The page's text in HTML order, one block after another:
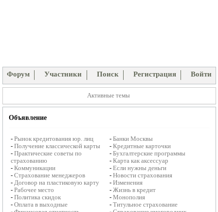
Форум Участники Поиск Регистрация Войти
Активные темы
Объявление
-Рынок кредитования юр. лиц
-Получение классической карты
-Практические советы по
страхованию
-Коммуникации
-Страхование менеджеров
- Договор на пластиковую карту
-Рабочее место
-Политика скидок
-Оплата в выходные
-Банки Москвы
-Кредитные карточки
-Бухгалтерские программы
-Карта как аксессуар
-Если нужны деньги
-Новости страхования
-Изменения
-Жизнь в кредит
-Монополия
-Титульное страхование